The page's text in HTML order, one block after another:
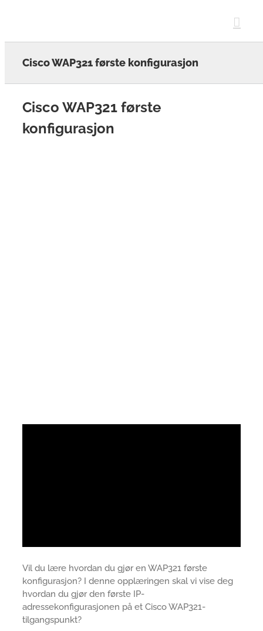
Cisco WAP321 første konfigurasjon
Cisco WAP321 første
konfigurasjon
Vil du lære hvordan du gjør en WAP321 første
konfigurasjon? I denne opplæringen skal vi vise deg
hvordan du gjør den første IP-
adressekonfigurasjonen på et Cisco WAP321-
tilgangspunkt?